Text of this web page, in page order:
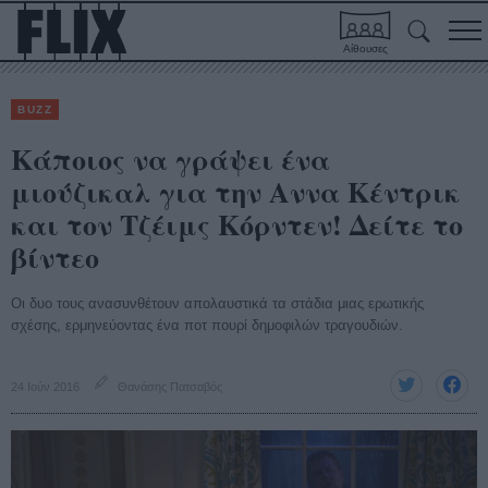
Αίθουσες
BUZZ
Κάποιος να γράψει ένα
μιούζικαλ για την Αννα Κέντρικ
και τον Τζέιμς Κόρντεν! Δείτε το
βίντεο
Οι δυο τους ανασυνθέτουν απολαυστικά τα στάδια μιας ερωτικής
σχέσης, ερμηνεύοντας ένα ποτ πουρί δημοφιλών τραγουδιών.
24 Ιούν 2016 Θανάσης Πατσαβός